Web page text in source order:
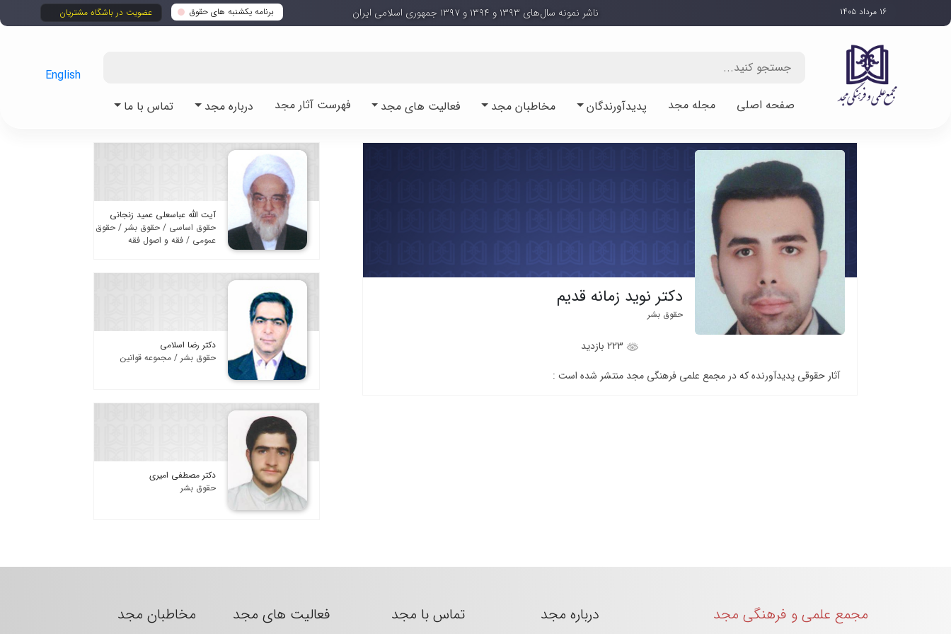
برنامه یکشنبه های حقوق عضویت در باشگاه مشتریان ۱۶ مرداد ۱۴۰۵ ناشر نمونه سال‌های ۱۳۹۳ و ۱۳۹۴ و ۱۳۹۷ جمهوری اسلامی ایران
صفحه اصلی مجله مجد پدیدآورندگان مخاطبان مجد فعالیت های مجد فهرست آثار مجد درباره مجد تماس با ما
English
دکتر نوید زمانه قدیم
حقوق بشر
آثار حقوقی پدیدآورنده که در مجمع علمی فرهنگی مجد منتشر شده است :
آیت الله عباسعلی عمید زنجانی
حقوق اساسی / حقوق بشر / حقوق
عمومی / فقه و اصول فقه
دکتر رضا اسلامی
حقوق بشر / مجموعه قوانین
دکتر مصطفی امیری
حقوق بشر
مجمع علمی و فرهنگی مجد درباره مجد تماس با مجد فعالیت های مجد مخاطبان مجد